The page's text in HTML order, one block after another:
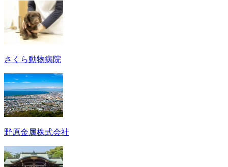
さくら動物病院
野原金属株式会社